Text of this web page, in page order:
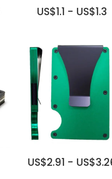
US$1.1 - US$1.3
US$2.91 -